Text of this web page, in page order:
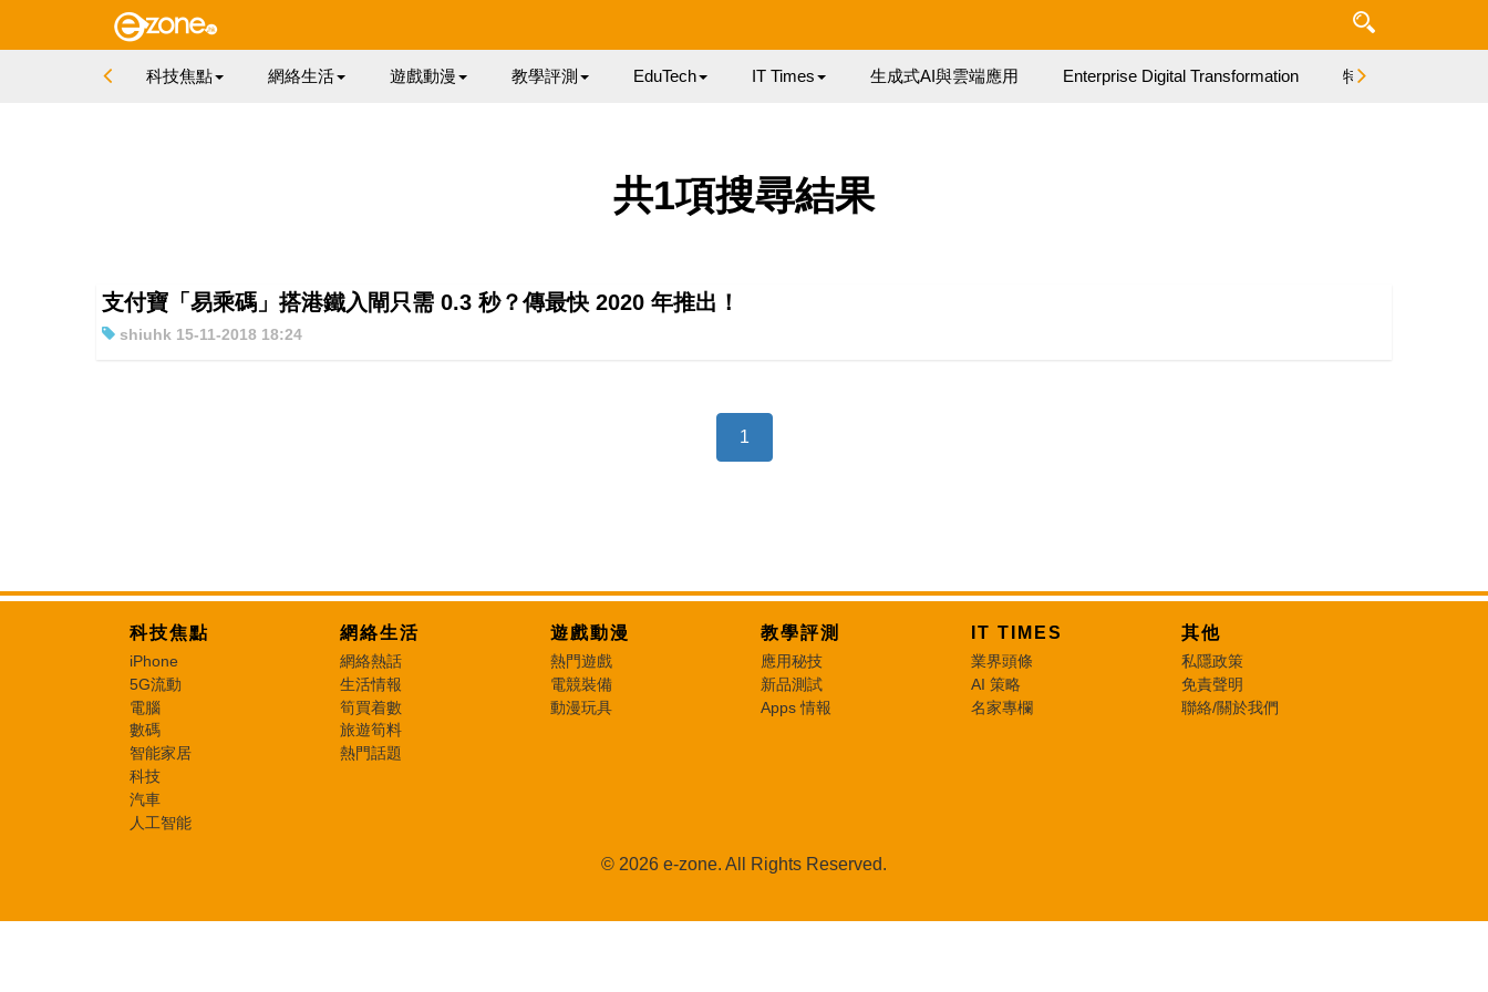
科技焦點 網絡生活 遊戲動漫 教學評測 EduTech IT Times 生成式AI與雲端應用 Enterprise Digital Transformation 特集
共1項搜尋結果
支付寶「易乘碼」搭港鐵入閘只需 0.3 秒？傳最快 2020 年推出！
shiuhk 15-11-2018 18:24
1
科技焦點
iPhone
5G流動
電腦
數碼
智能家居
科技
汽車
人工智能
網絡生活
網絡熱話
生活情報
筍買着數
旅遊筍料
熱門話題
遊戲動漫
熱門遊戲
電競裝備
動漫玩具
教學評測
應用秘技
新品測試
Apps 情報
IT TIMES
業界頭條
AI 策略
名家專欄
其他
私隱政策
免責聲明
聯絡/關於我們
© 2026 e-zone. All Rights Reserved.